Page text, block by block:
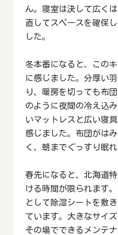
ん。寝室は決して広く
直してスペースを確保
した。
冬本番になると、この
に感じました。分厚い
り、暖房を切っても布
のように夜間の冷え込
いマットレスと広い寝
感じました。布団がは
く、朝までぐっすり眠れ
春先になると、北海道
ける時間が限られます
として除湿シートを敷
ています。大きなサイ
その場でできるメンテ